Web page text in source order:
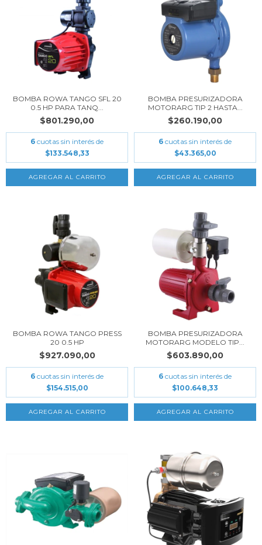
BOMBA ROWA TANGO SFL 20
0.5 HP PARA TANQ...
$801.290,00
6 cuotas sin interés de
$133.548,33
BOMBA PRESURIZADORA
MOTORARG TIP 2 HASTA...
$260.190,00
6 cuotas sin interés de
$43.365,00
BOMBA ROWA TANGO PRESS
20 0.5 HP
$927.090,00
6 cuotas sin interés de
$154.515,00
BOMBA PRESURIZADORA
MOTORARG MODELO TIP...
$603.890,00
6 cuotas sin interés de
$100.648,33